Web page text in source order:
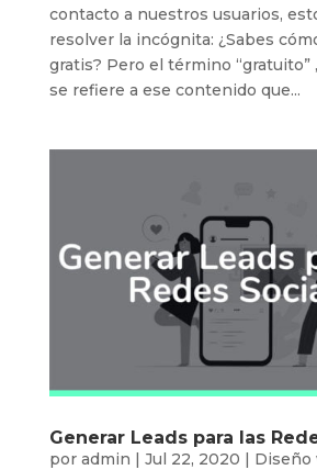
contacto a nuestros usuarios,
resolver la incógnita: ¿Sabes
gratis? Pero el término “gratuito”
se refiere a ese contenido que...
Generar Leads para las
por admin | Jul 22, 2020 | Diseño